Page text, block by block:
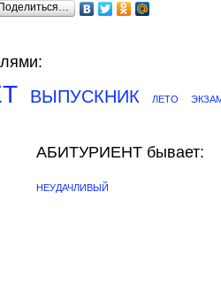
Поделиться…
ВЫПУСКНИК ЛЕТО
АБИТУРИЕНТ бывает:
НЕУДАЧЛИВЫЙ